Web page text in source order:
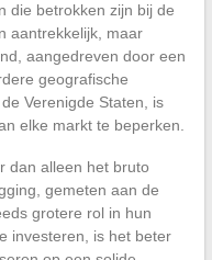
die betrokken zijn bij de
aantrekkelijk, maar
aangedreven door een
geografische
Verenigde Staten, is
elke markt te beperken.
dan alleen het bruto
gemeten aan de
grotere rol in hun
investeren, is het beter